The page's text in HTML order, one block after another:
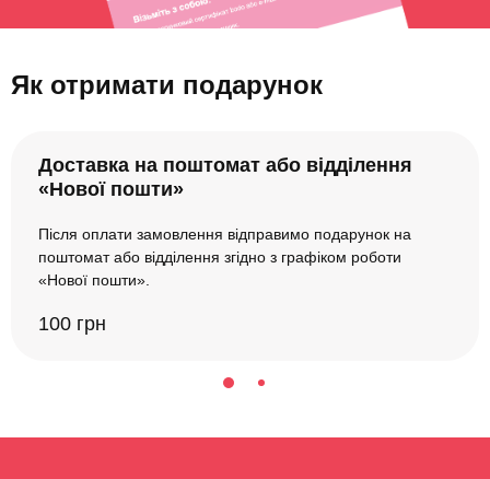
Як отримати подарунок
Доставка на поштомат або відділення
«Нової пошти»
Після оплати замовлення відправимо подарунок на
поштомат або відділення згідно з графіком роботи
«Нової пошти».
100 грн